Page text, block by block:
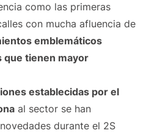
como las primeras
con mucha afluencia de
emblemáticos
que tienen mayor
establecidas por el
al sector se han
durante el 2S